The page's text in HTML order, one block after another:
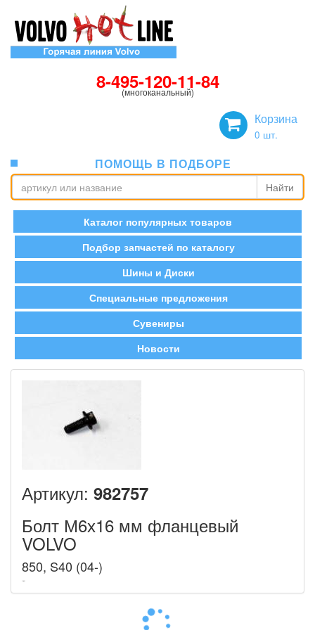
8-495-120-11-84
(многоканальный)
Корзина
0 шт.
ПОМОЩЬ В ПОДБОРЕ
Найти
Каталог популярных товаров
Подбор запчастей по каталогу
Шины и Диски
Специальные предложения
Сувениры
Новости
Артикул: 982757
Болт М6х16 мм фланцевый
VOLVO
850, S40 (04-)